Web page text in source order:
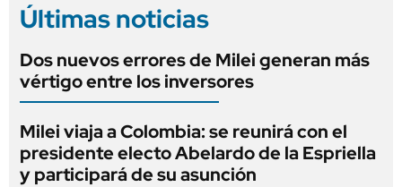
Últimas noticias
Dos nuevos errores de Milei generan más
vértigo entre los inversores
Milei viaja a Colombia: se reunirá con el
presidente electo Abelardo de la Espriella
y participará de su asunción